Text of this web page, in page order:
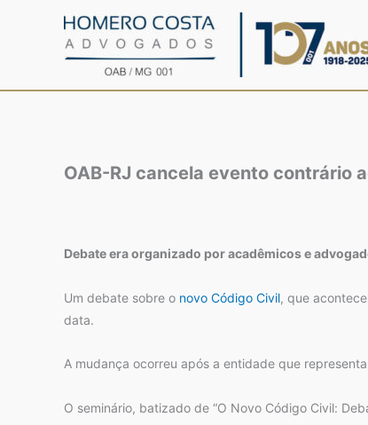
OAB-RJ cancela evento contrário
Debate era organizado por acadêmicos e
Um debate sobre o novo Código Civil, que
data.
A mudança ocorreu após a entidade que
O seminário, batizado de “O Novo Código Civil: